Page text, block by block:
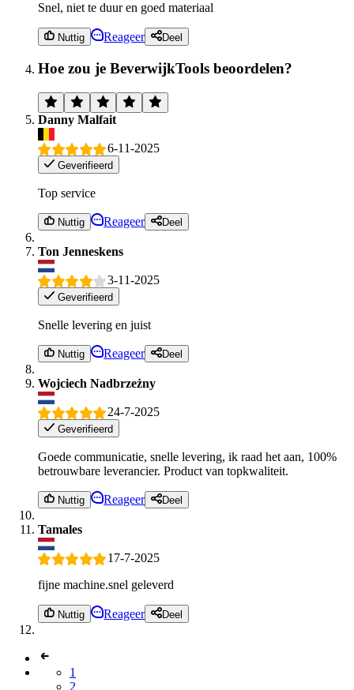
Snel, niet te duur en goed materiaal
Nuttig Reageer Deel
Hoe zou je BeverwijkTools beoordelen?
Danny Malfait
6-11-2025
Geverifieerd
Top service
Nuttig Reageer Deel
Ton Jenneskens
3-11-2025
Geverifieerd
Snelle levering en juist
Nuttig Reageer Deel
Wojciech Nadbrzeżny
24-7-2025
Geverifieerd
Goede communicatie, snelle levering, ik raad het aan, 100%
betrouwbare leverancier. Product van topkwaliteit.
Nuttig Reageer Deel
Tamales
17-7-2025
fijne machine.snel geleverd
Nuttig Reageer Deel
1
2